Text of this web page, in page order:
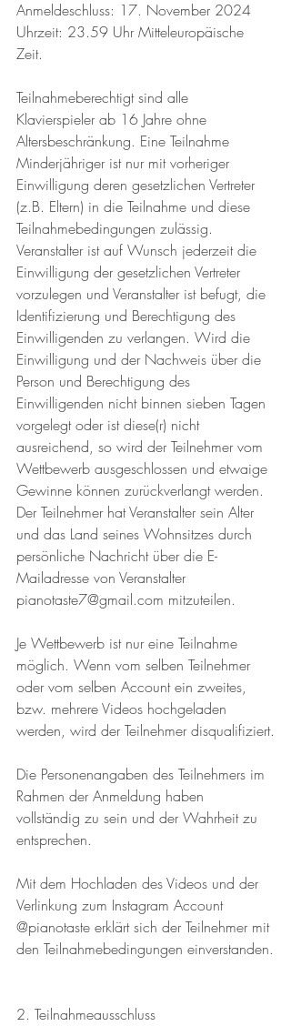
Anmeldeschluss: 17. November 2024
Uhrzeit: 23.59 Uhr Mitteleuropäische
Zeit.
Teilnahmeberechtigt sind alle
Klavierspieler ab 16 Jahre ohne
Altersbeschränkung. Eine Teilnahme
Minderjähriger ist nur mit vorheriger
Einwilligung deren gesetzlichen Vertreter
(z.B. Eltern) in die Teilnahme und diese
Teilnahmebedingungen zulässig.
Veranstalter ist auf Wunsch jederzeit die
Einwilligung der gesetzlichen Vertreter
vorzulegen und Veranstalter ist befugt, die
Identifizierung und Berechtigung des
Einwilligenden zu verlangen. Wird die
Einwilligung und der Nachweis über die
Person und Berechtigung des
Einwilligenden nicht binnen sieben Tagen
vorgelegt oder ist diese(r) nicht
ausreichend, so wird der Teilnehmer vom
Wettbewerb ausgeschlossen und etwaige
Gewinne können zurückverlangt werden.
Der Teilnehmer hat Veranstalter sein Alter
und das Land seines Wohnsitzes durch
persönliche Nachricht über die E-
Mailadresse von Veranstalter
pianotaste7@gmail.com mitzuteilen.
Je Wettbewerb ist nur eine Teilnahme
möglich. Wenn vom selben Teilnehmer
oder vom selben Account ein zweites,
bzw. mehrere Videos hochgeladen
werden, wird der Teilnehmer disqualifiziert.
Die Personenangaben des Teilnehmers im
Rahmen der Anmeldung haben
vollständig zu sein und der Wahrheit zu
entsprechen.
Mit dem Hochladen des Videos und der
Verlinkung zum Instagram Account
@pianotaste erklärt sich der Teilnehmer mit
den Teilnahmebedingungen einverstanden.
2. Teilnahmeausschluss